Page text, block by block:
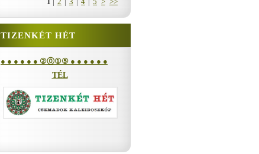
1 2 3 4 5 > >>
TIZENKÉT HÉT
● ● ● ● ● ● ②⓪①⑤ ● ● ● ● ● ●
TÉL